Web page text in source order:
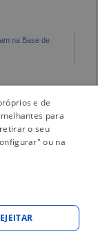
na Base de
e de
para
o seu
ou na